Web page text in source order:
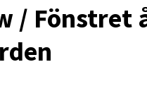
/ Fönstret